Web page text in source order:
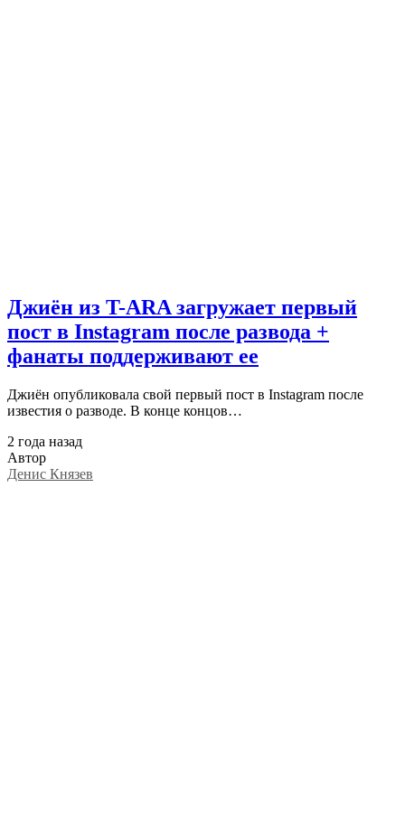
Джиён из T-ARA загружает первый
пост в Instagram после развода +
фанаты поддерживают ее
Джиён опубликовала свой первый пост в Instagram после
известия о разводе. В конце концов…
2 года назад
Автор
Денис Князев